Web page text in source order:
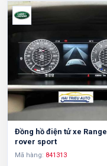
Đồng hồ điện tử xe Range
rover sport
Mã hàng: 841313